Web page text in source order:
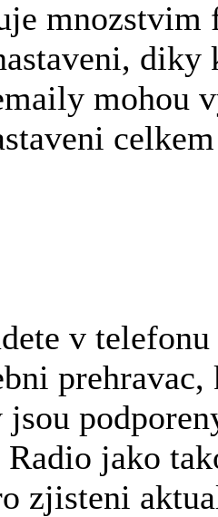
mohou
v
prehravac,
jako
zjisteni